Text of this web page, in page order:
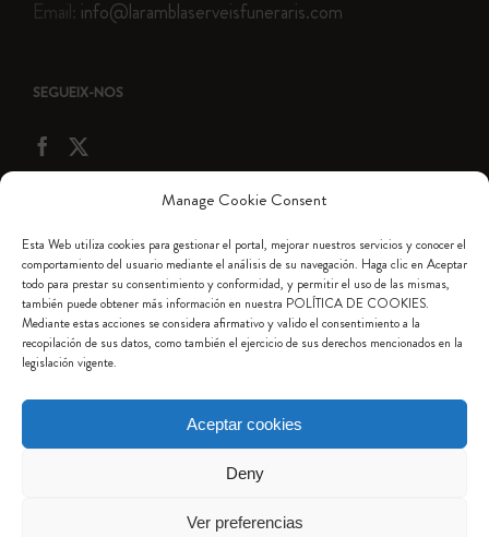
Manage Cookie Consent
Esta Web utiliza cookies para gestionar el portal, mejorar nuestros servicios y conocer el
comportamiento del usuario mediante el análisis de su navegación. Haga clic en Aceptar
todo para prestar su consentimiento y conformidad, y permitir el uso de las mismas,
también puede obtener más información en nuestra POLÍTICA DE COOKIES.
Mediante estas acciones se considera afirmativo y valido el consentimiento a la
recopilación de sus datos, como también el ejercicio de sus derechos mencionados en la
legislación vigente.
Aceptar cookies
Deny
Ver preferencias
Email: info@laramblaserveisfuneraris.com
SEGUEIX-NOS
CONDICIONS LEGALS
Mapa Web
Avís Legal
Política de Cookies
Política de Privacitat